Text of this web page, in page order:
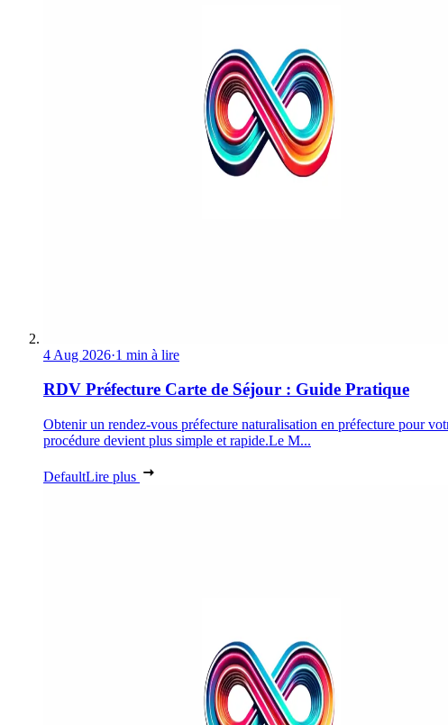
4 Aug 2026·1 min à lire
RDV Préfecture Carte de Séjour : Guide Pratique
Obtenir un rendez-vous préfecture naturalisation en préfecture pour
procédure devient plus simple et rapide.Le M...
DefaultLire plus